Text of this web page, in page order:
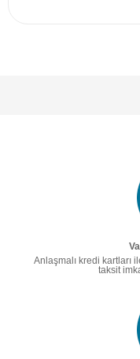
Anlaşmalı kredi kartları
taksit